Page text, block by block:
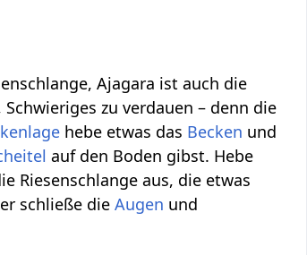
Ajagara ist auch die
Schwieriges zu verdauen – denn die
hebe etwas das Becken und
auf den Boden gibst. Hebe
Riesenschlange aus, die etwas
schließe dieAugen und